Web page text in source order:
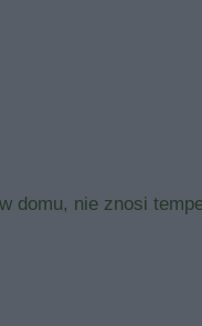
domu, nie znosi